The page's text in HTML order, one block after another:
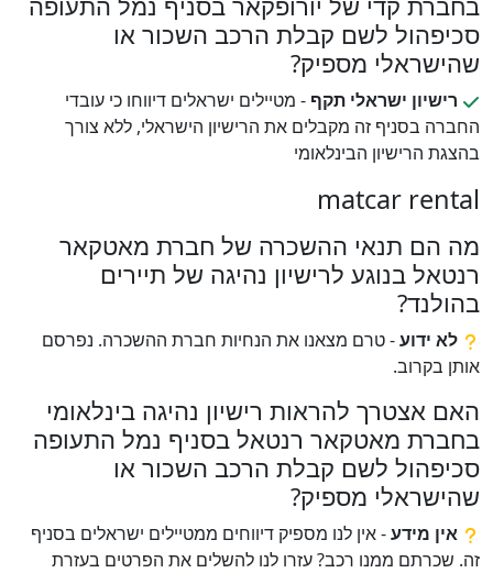
סכיפהול לשם קבלת הרכב השכור או
שהישראלי מספיק?
רישיון ישראלי תקף - מטיילים ישראלים דיווחו כי עובדי
החברה בסניף זה מקבלים את הרישיון הישראלי, ללא צורך
בהצגת הרישיון הבינלאומי
matcar rental
מה הם תנאי ההשכרה של חברת מאטקאר
רנטאל בנוגע לרישיון נהיגה של תיירים
בהולנד?
לא ידוע- טרם מצאנו את הנחיות חברת ההשכרה. נפרסם
אותן בקרוב.
האם אצטרך להראות רישיון נהיגה בינלאומי
בחברת מאטקאר רנטאל בסניף נמל התעופה
סכיפהול לשם קבלת הרכב השכור או
שהישראלי מספיק?
אין מידע- אין לנו מספיק דיווחים ממטיילים ישראלים בסניף
זה. שכרתם ממנו רכב? עזרו לנו להשלים את הפרטים בעזרת